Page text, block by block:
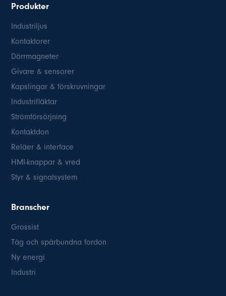
Produkter
Industriljus
Kontaktorer
Dörrmagneter
Givare & sensorer
Kapslingar & förskruvningar
Industrifläktar
Strömförsörjning
Kontaktdon
Reläer & interface
HMI-knappar & vred
Styr & signalsystem
Branscher
Grossist
Tåg och spårbundna fordon
Ny energi
Industri